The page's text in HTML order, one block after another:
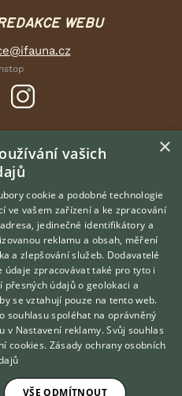
WEBU
STRÁNKA
inzerátů
užití
údajů
Hledáte zvířecího kamaráda?
Zdarma vám poradí
VETERINÁŘ ONLINE
KONZULTOVAT S
VETERINÁŘEM
×
vašich
cookie a podobné technologie
ve vašem zařízení a ke zpracování
jedinečné identifikátory a
reklamu a obsah, měření
a zlepšování služeb. Dodavatelé
údaje zpracovávat také pro tyto i
údajů o geolokaci a
se vztahují pouze na tento web.
souhlasu spoléhat na oprávněný
v Nastavení reklamy. Svůj souhlas
cookies. Zásady ochrany osobních
VŠE ODMÍTNOUT